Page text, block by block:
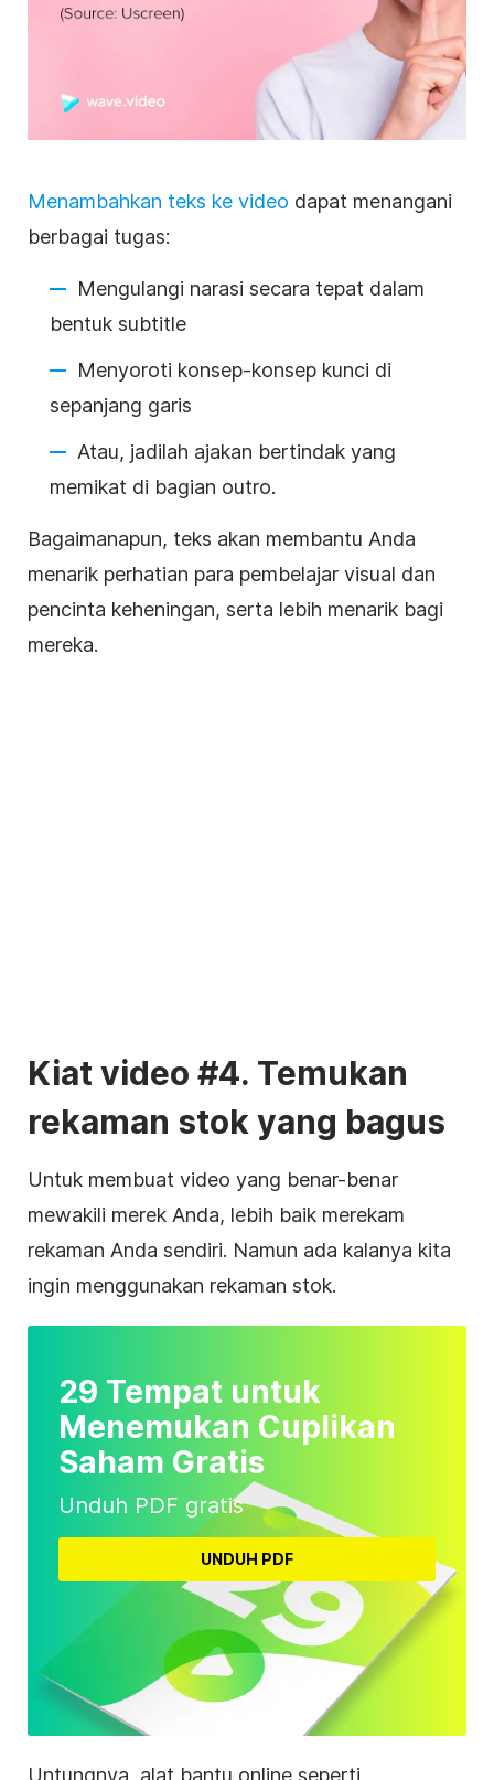
Menambahkan teks ke video dapat menangani
berbagai tugas:
Mengulangi narasi secara tepat dalam
bentuk subtitle
Menyoroti konsep-konsep kunci di
sepanjang garis
Atau, jadilah ajakan bertindak yang
memikat di bagian outro.
Bagaimanapun, teks akan membantu Anda
menarik perhatian para pembelajar visual dan
pencinta keheningan, serta lebih menarik bagi
mereka.
Kiat video #4. Temukan
rekaman stok yang bagus
Untuk membuat video yang benar-benar
mewakili merek Anda, lebih baik merekam
rekaman Anda sendiri. Namun ada kalanya kita
ingin menggunakan rekaman stok.
29 Tempat untuk
Menemukan Cuplikan
Saham Gratis
Unduh PDF gratis
UNDUH PDF
Untungnya, alat bantu online seperti